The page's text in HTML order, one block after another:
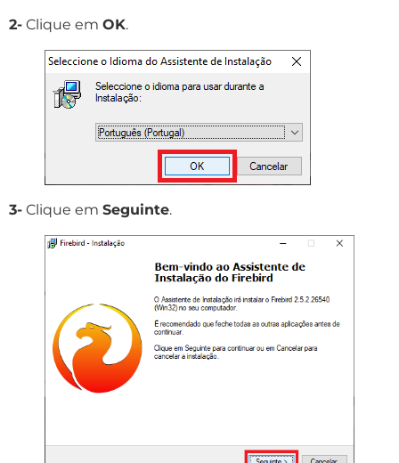
2- Clique em OK.
3- Clique em Seguinte.